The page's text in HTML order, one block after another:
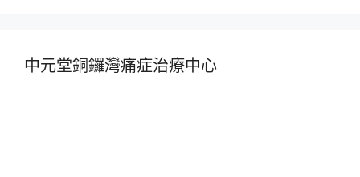
中元堂銅鑼灣痛症治療中心